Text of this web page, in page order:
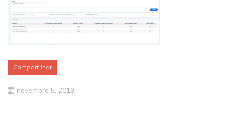
Compartilhar
novembro 5, 2019